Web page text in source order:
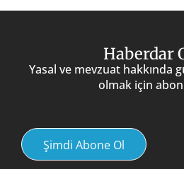
Haberdar
Yasal ve mevzuat hakkında
olmak için
Şimdi Abone Ol